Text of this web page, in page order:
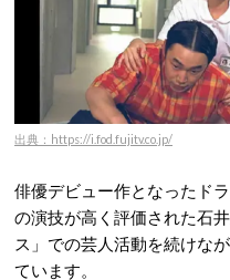
出典：https://i.fod.fujitv.co.jp/
俳優デビュー作となったド
の演技が高く評価された石
ス」での芸人活動を続けな
ています。